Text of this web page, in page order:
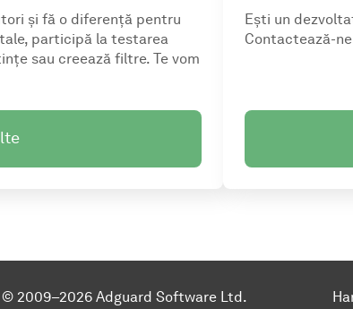
și fă o diferență pentru
participă la testarea
sau creează filtre. Te vom
Ești un
Contactează-
© 2009–2026 Adguard Software Ltd.